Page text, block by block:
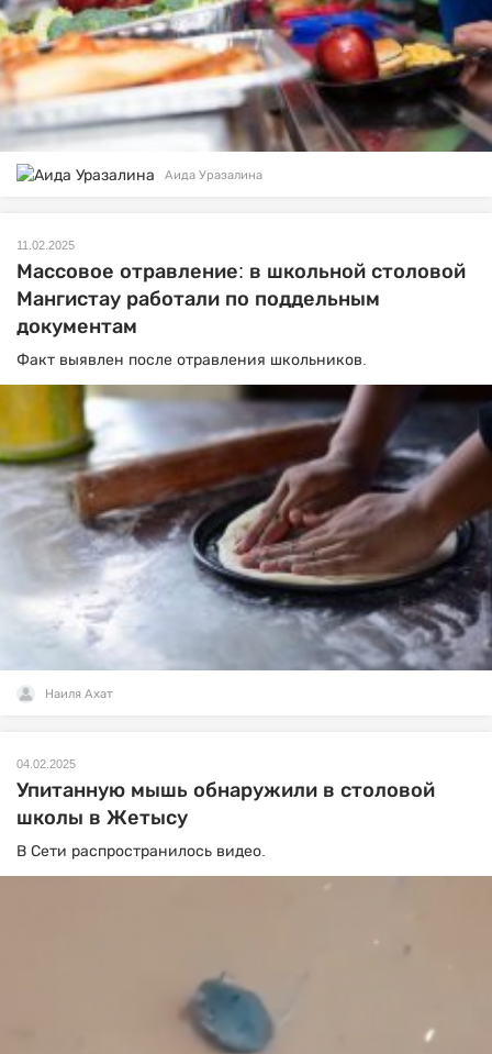
Аида Уразалина
11.02.2025
Массовое отравление: в школьной столовой
Мангистау работали по поддельным
документам
Факт выявлен после отравления школьников.
Наиля Ахат
04.02.2025
Упитанную мышь обнаружили в столовой
школы в Жетысу
В Сети распространилось видео.